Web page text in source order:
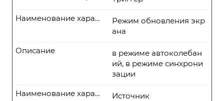
Режим обновления экр
ана
Наименование характеристики
в режиме автоколебан
ий, в режиме синхрони
зации
Описание
Источник
Наименование характеристики